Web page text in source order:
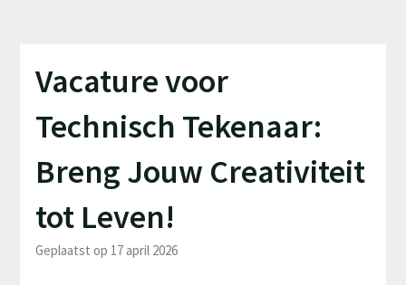
Vacature voor
Technisch Tekenaar:
Breng Jouw Creativiteit
tot Leven!
Geplaatst op 17 april 2026